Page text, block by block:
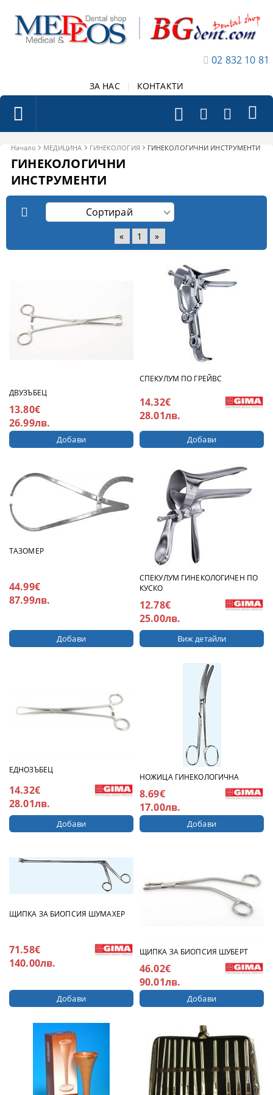
02 832 10 81
ЗА НАС КОНТАКТИ
Начало МЕДИЦИНА ГИНЕКОЛОГИЯ ГИНЕКОЛОГИЧНИ ИНСТРУМЕНТИ
ГИНЕКОЛОГИЧНИ
ИНСТРУМЕНТИ
« 1 »
ДВУЗЪБЕЦ
13.80€
26.99лв.
СПЕКУЛУМ ПО ГРЕЙВС
14.32€
28.01лв.
ТАЗОМЕР
44.99€
87.99лв.
СПЕКУЛУМ ГИНЕКОЛОГИЧЕН ПО
КУСКО
12.78€
25.00лв.
Виж детайли
ЕДНОЗЪБЕЦ
14.32€
28.01лв.
НОЖИЦА ГИНЕКОЛОГИЧНА
8.69€
17.00лв.
ЩИПКА ЗА БИОПСИЯ ШУМАХЕР
71.58€
140.00лв.
ЩИПКА ЗА БИОПСИЯ ШУБЕРТ
46.02€
90.01лв.